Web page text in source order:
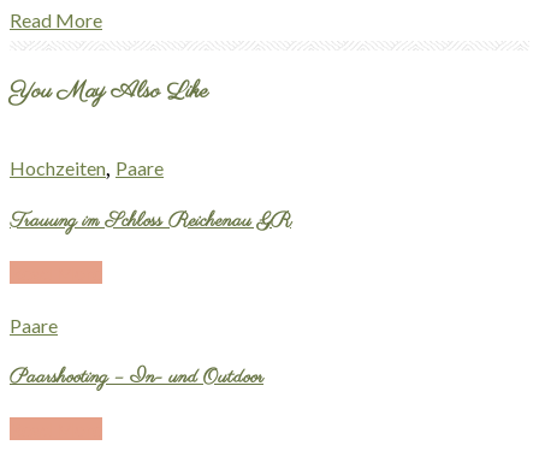
Read More
You May Also Like
Hochzeiten, Paare
Trauung im Schloss Reichenau GR
Paare
Paarshooting – In- und Outdoor